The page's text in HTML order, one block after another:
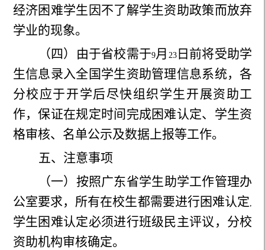
经济困难学生因不了解学生资助政策而放弃
学业的现象。
（四）由于省校需于9月 23日前将受助学
生信息录入全国学生资助管理信息系统，各
分校应于开学后尽快组织学生开展资助工
作，保证在规定时间完成困难认定、学生资
格审核、名单公示及数据上报等工作。
五、注意事项
（一）按照广东省学生助学工作管理办
公室要求，所有在校生都需要进行困难认定,
学生困难认定必须进行班级民主评议，分校
资助机构审核确定。